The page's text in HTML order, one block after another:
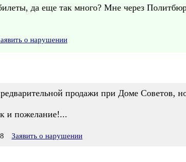
да еще так много? Мне через
о нарушении
продажи при Доме Советов,
и пожелание!...
Заявить о нарушении